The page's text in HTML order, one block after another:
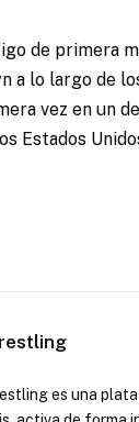
de primera
a lo largo de
vez en un
Estados
es una